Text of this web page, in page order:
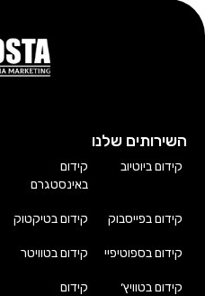
השירותים שלנו
קידום ביוטיוב
קידום
באינסטגרם
קידום בפייסבוק קידום בטיקטוק
קידום בספוטיפיי קידום בטוויטר
קידום בטוויץ׳ קידום